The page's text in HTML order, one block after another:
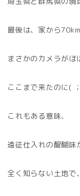
最後は、家から
まさかのカメラがほ
ここまで来たのに(
これもある意味、
遠征仕入れの醍醐味
全く知らない土地で、